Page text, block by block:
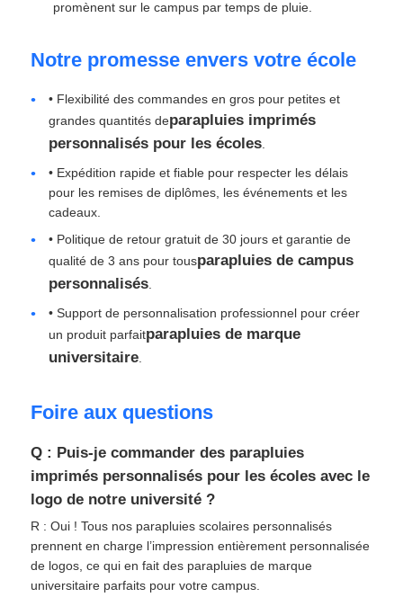
promènent sur le campus par temps de pluie.
Notre promesse envers votre école
• Flexibilité des commandes en gros pour petites et
grandes quantités deparapluies imprimés
personnalisés pour les écoles.
• Expédition rapide et fiable pour respecter les délais
pour les remises de diplômes, les événements et les
cadeaux.
• Politique de retour gratuit de 30 jours et garantie de
qualité de 3 ans pour tousparapluies de campus
personnalisés.
• Support de personnalisation professionnel pour créer
un produit parfaitparapluies de marque
universitaire.
Foire aux questions
Q : Puis-je commander des parapluies
imprimés personnalisés pour les écoles avec le
logo de notre université ?
R : Oui ! Tous nos parapluies scolaires personnalisés
prennent en charge l’impression entièrement personnalisée
de logos, ce qui en fait des parapluies de marque
universitaire parfaits pour votre campus.